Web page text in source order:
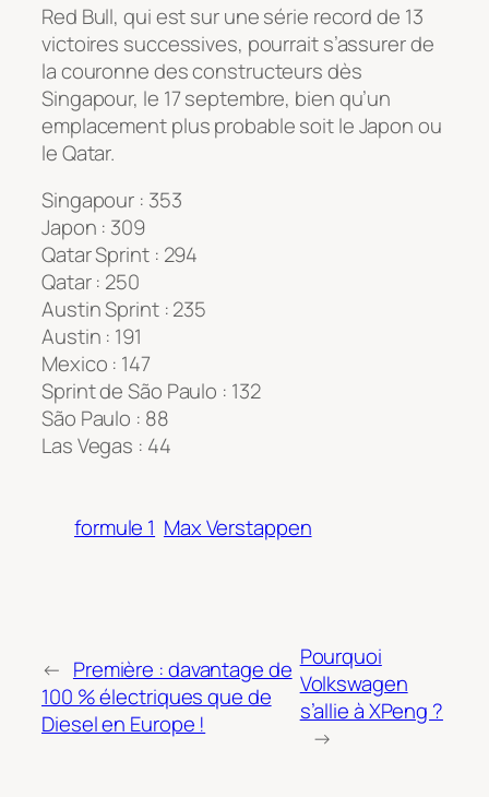
Red Bull, qui est sur une série record de 13
victoires successives, pourrait s’assurer de
la couronne des constructeurs dès
Singapour, le 17 septembre, bien qu’un
emplacement plus probable soit le Japon ou
le Qatar.
Singapour : 353
Japon : 309
Qatar Sprint : 294
Qatar : 250
Austin Sprint : 235
Austin : 191
Mexico : 147
Sprint de São Paulo : 132
São Paulo : 88
Las Vegas : 44
formule 1 Max Verstappen
← Première : davantage de
100 % électriques que de
Diesel en Europe !
Pourquoi
Volkswagen
s’allie à XPeng ?
→